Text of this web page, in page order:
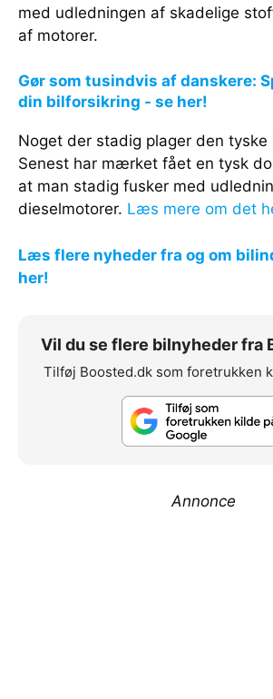
med udledningen af skadelige
af motorer.
Gør som tusindvis af danskere:
din bilforsikring - se her!
Noget der stadig plager den tyske
Senest har mærket fået en tysk
at man stadig fusker med
dieselmotorer. Læs mere om det
Læs flere nyheder fra og om
her!
Vil du se flere bilnyheder fra
Tilføj Boosted.dk som foretrukken
Annonce